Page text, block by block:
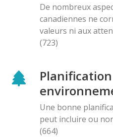
De nombreux
canadiennes ne
valeurs ni aux
(723)
Planification
Une bonne
peut incluire ou
(664)